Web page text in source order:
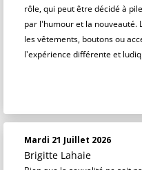
rôle, qui peut être décidé à
par l'humour et la
les vêtements, boutons ou
l'expérience différente et
Mardi 21 Juillet 2026
Brigitte Lahaie